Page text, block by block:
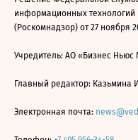
информационных
(Роскомнадзор) от 27 ноября
Учредитель: АО «Бизнес Ньюс
Главный редактор: Казьмина
Электронная почта: